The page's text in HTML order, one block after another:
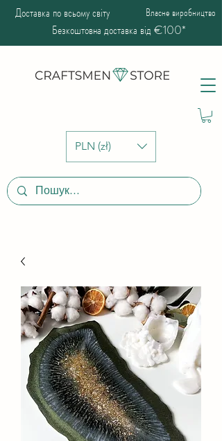
PLN (zł)
Доставка по всьому світу Власне виробництво
Безкоштовна доставка від €100*